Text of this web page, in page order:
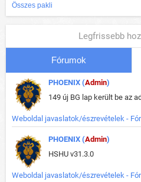
Összes pakli
Legfrissebb
Fórumok
PHOENIX (Admin)
Weboldal javaslatok/észrevételek -
PHOENIX (Admin)
HSHU v31.3.0
Weboldal javaslatok/észrevételek -